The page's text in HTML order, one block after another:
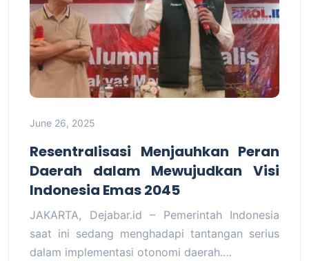
June 26, 2025
Resentralisasi Menjauhkan Peran
Daerah dalam Mewujudkan Visi
Indonesia Emas 2045
JAKARTA, Dejabar.id – Pemerintah Indonesia
saat ini sedang menghadapi tantangan serius
dalam implementasi otonomi daerah.…